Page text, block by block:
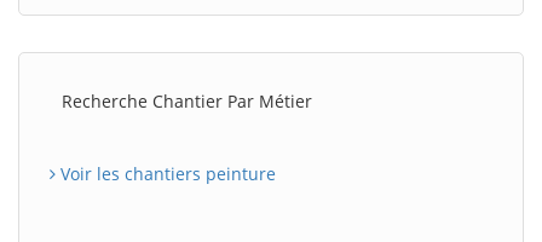
Recherche Chantier Par Métier
Voir les chantiers peinture